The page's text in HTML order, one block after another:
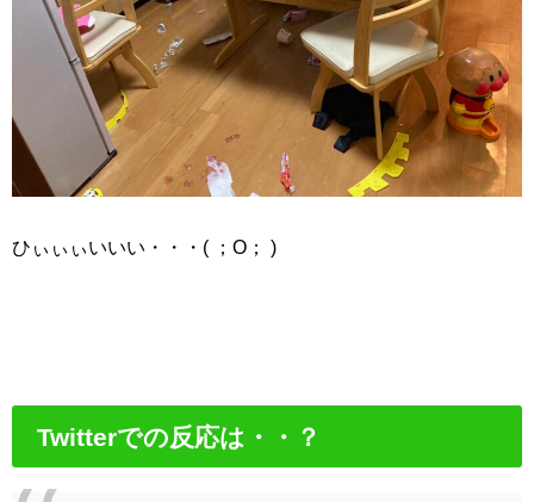
ひぃぃぃいいい・・・( ；O； )
Twitterでの反応は・・？